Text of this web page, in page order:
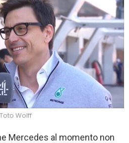
Toto Wolff
Mercedes al momento non